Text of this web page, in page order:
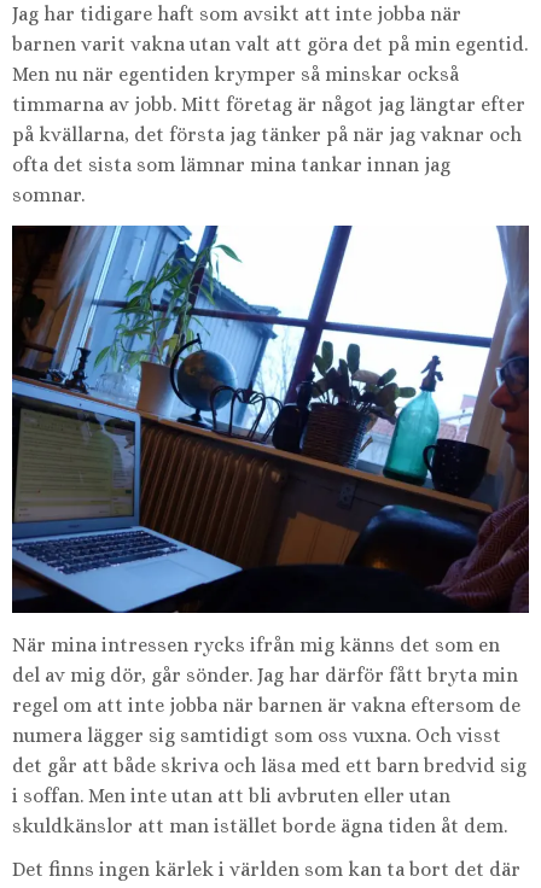
Jag har tidigare haft som avsikt att inte jobba när
barnen varit vakna utan valt att göra det på min egentid.
Men nu när egentiden krymper så minskar också
timmarna av jobb. Mitt företag är något jag längtar efter
på kvällarna, det första jag tänker på när jag vaknar och
ofta det sista som lämnar mina tankar innan jag
somnar.
När mina intressen rycks ifrån mig känns det som en
del av mig dör, går sönder. Jag har därför fått bryta min
regel om att inte jobba när barnen är vakna eftersom de
numera lägger sig samtidigt som oss vuxna. Och visst
det går att både skriva och läsa med ett barn bredvid sig
i soffan. Men inte utan att bli avbruten eller utan
skuldkänslor att man istället borde ägna tiden åt dem.
Det finns ingen kärlek i världen som kan ta bort det där